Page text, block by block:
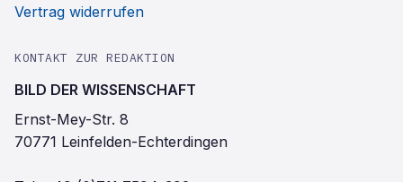
Vertrag widerrufen
KONTAKT ZUR REDAKTION
BILD DER WISSENSCHAFT
Ernst-Mey-Str. 8
70771 Leinfelden-Echterdingen